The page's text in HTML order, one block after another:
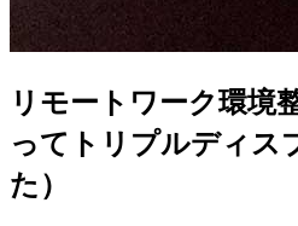
リモートワーク環境
ってトリプルディス
た）